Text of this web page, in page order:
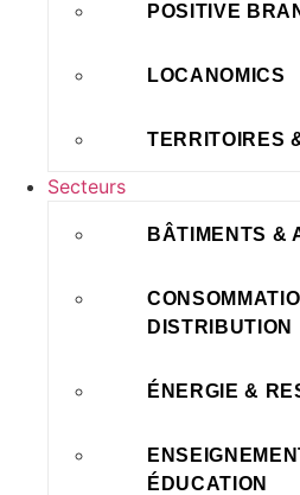
POSITIVE
LOCANOMICS
TERRITOIRES
Secteurs
BÂTIMENTS &
DISTRIBUTION
ÉNERGIE &
ÉDUCATION